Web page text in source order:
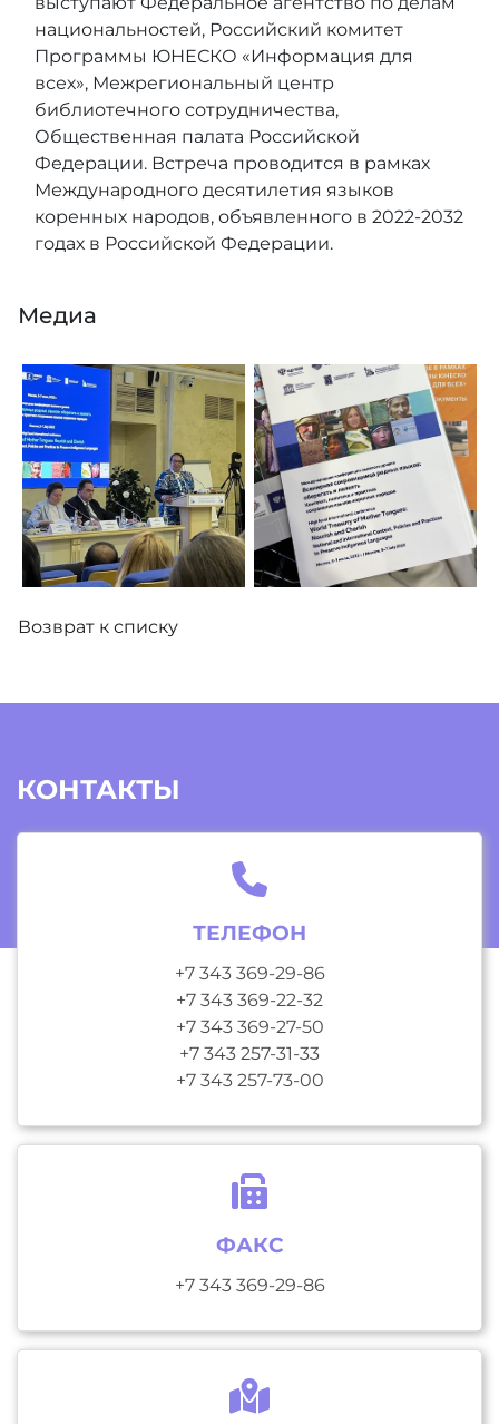
национальностей, Российский комитет
Программы ЮНЕСКО «Информация для
всех», Межрегиональный центр
библиотечного сотрудничества,
Общественная палата Российской
Федерации. Встреча проводится в рамках
Международного десятилетия языков
коренных народов, объявленного в 2022-2032
годах в Российской Федерации.
Медиа
Возврат к списку
КОНТАКТЫ
ТЕЛЕФОН
+7 343 369-29-86
+7 343 369-22-32
+7 343 369-27-50
+7 343 257-31-33
+7 343 257-73-00
ФАКС
+7 343 369-29-86